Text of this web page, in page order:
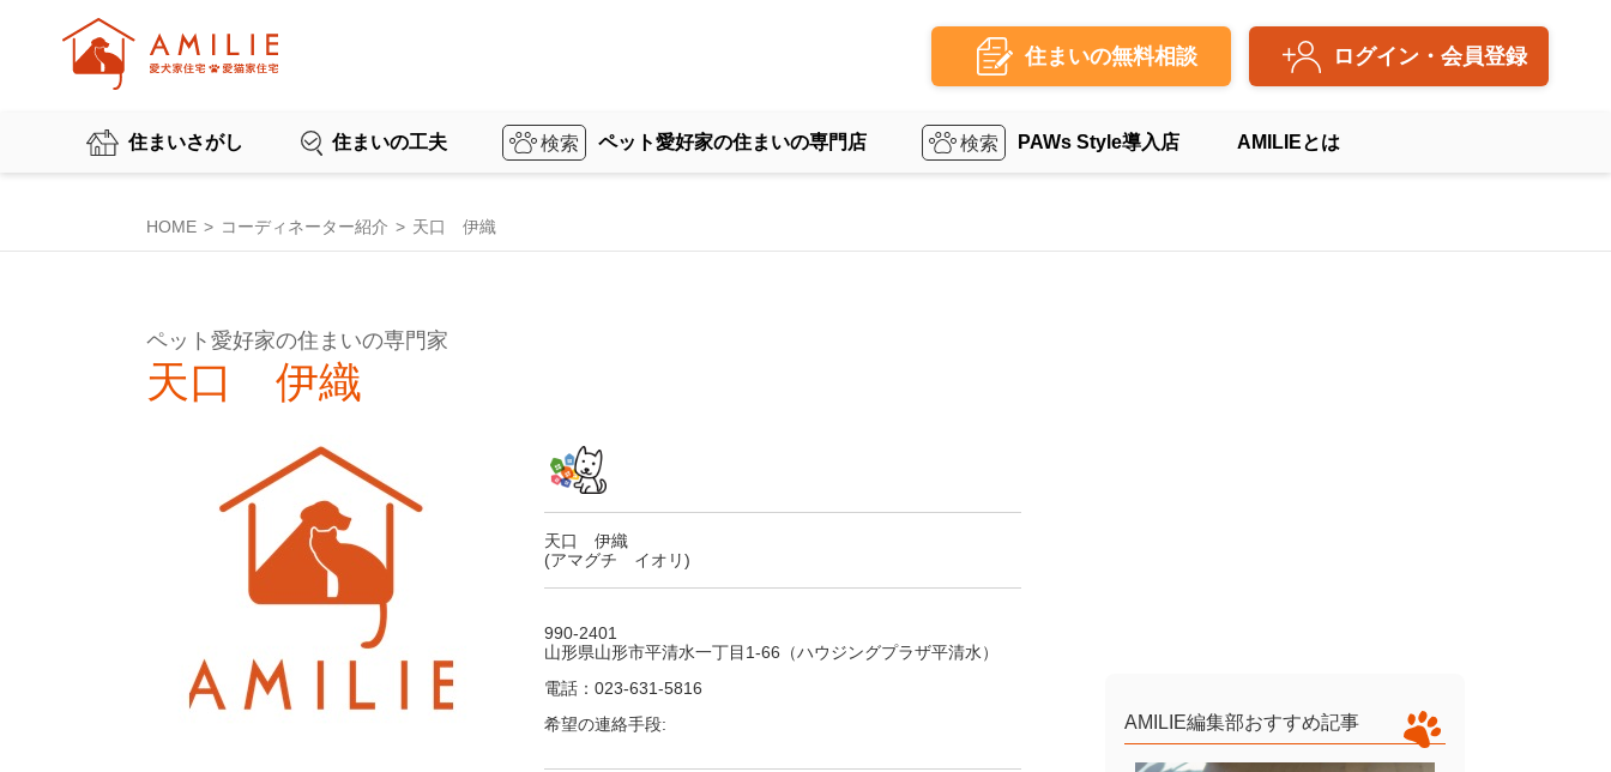
住まいの無料相談 ログイン・会員登録
住まいさがし 住まいの工夫 ペット愛好家の住まいの専門店 PAWs Style導入店 AMILIEとは
HOME コーディネーター紹介 天口 伊織
ペット愛好家の住まいの専門家
天口 伊織
天口 伊織
(アマグチ イオリ)
990-2401
山形県山形市平清水一丁目1-66（ハウジングプラザ平清水）
電話：023-631-5816
希望の連絡手段:
AMILIE編集部おすすめ記事